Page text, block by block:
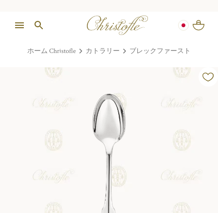
ホーム Christofle カトラリー ブレックファースト